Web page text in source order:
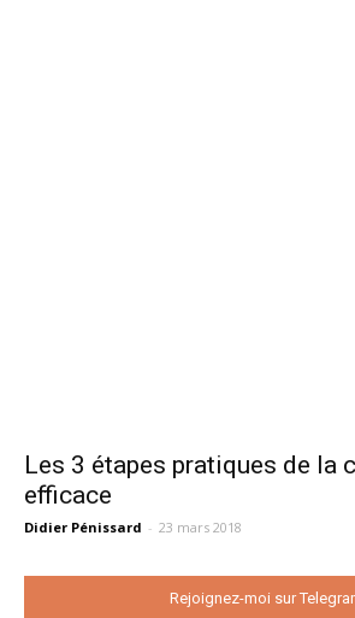
Les 3 étapes pratiques de la
efficace
Didier Pénissard - 23 mars 2018
Rejoignez-moi sur